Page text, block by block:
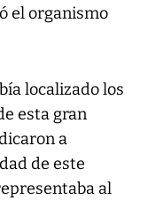
el organismo
localizado los
esta gran
a
de este
al